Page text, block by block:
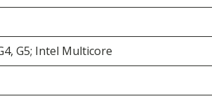
G5; Intel Multicore